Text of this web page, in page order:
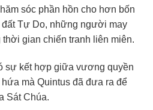
sóc phần hồn cho hơn bốn
Tự Do, những người may
gian chiến tranh liên miên.
sự kết hợp giữa vương quyền
mà Quintus đã đưa ra để
Sát Chúa.